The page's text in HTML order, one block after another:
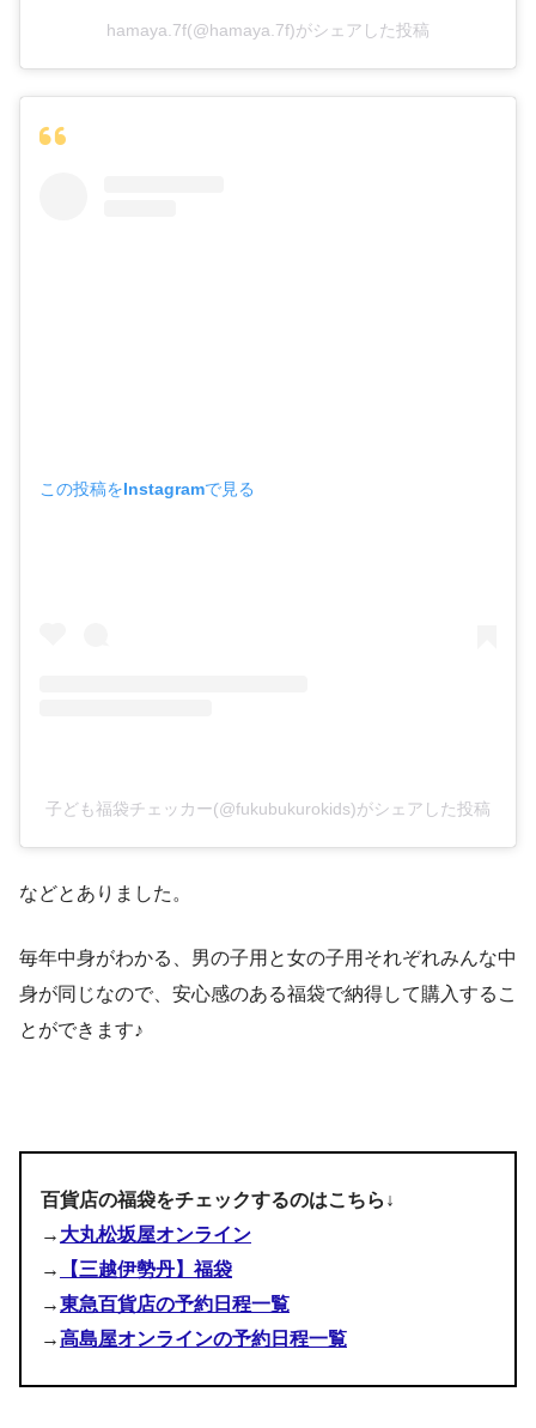
トレーナー
パンスト
hamaya.7f(@hamaya.7f)がシェアした投稿
この投稿をInstagramで見る
子ども福袋チェッカー(@fukubukurokids)がシェアした投稿
などとありました。
毎年中身がわかる、男の子用と女の子用それぞれみんな中
身が同じなので、安心感のある福袋で納得して購入するこ
とができます♪
百貨店の福袋をチェックするのはこちら↓
→ 大丸松坂屋オンライン
→
【三越伊勢丹】福袋
→東急百貨店の予約日程一覧
→高島屋オンラインの予約日程一覧